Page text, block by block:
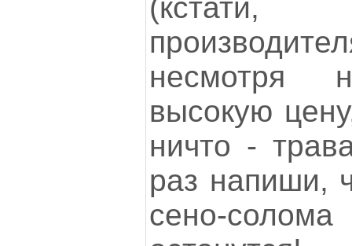
несмотря
высокую
ничто -
раз напиши,
сено-